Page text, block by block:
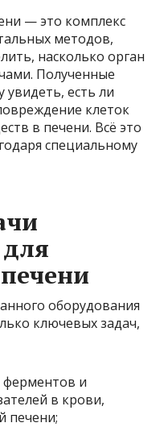
— это комплекс
методов,
насколько орган
Полученные
есть ли
клеток
в печени. Всё это
специальному
оборудования
ключевых задач,
ферментов и
в крови,
печени;